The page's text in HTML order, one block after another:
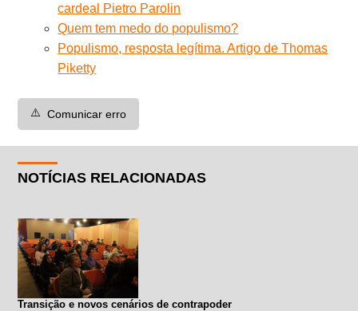
cardeal Pietro Parolin
Quem tem medo do populismo?
Populismo, resposta legítima. Artigo de Thomas
Piketty
⚠️ Comunicar erro
NOTÍCIAS RELACIONADAS
Transição e novos cenários de contrapoder